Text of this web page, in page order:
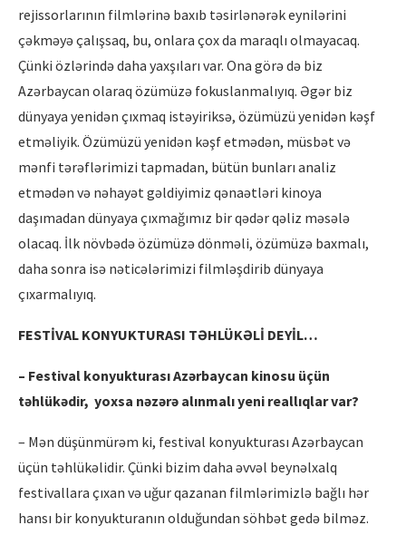
rejissorlarının filmlərinə baxıb təsirlənərək eynilərini
çəkməyə çalışsaq, bu, onlara çox da maraqlı olmayacaq.
Çünki özlərində daha yaxşıları var. Ona görə də biz
Azərbaycan olaraq özümüzə fokuslanmalıyıq. Əgər biz
dünyaya yenidən çıxmaq istəyiriksə, özümüzü yenidən kəşf
etməliyik. Özümüzü yenidən kəşf etmədən, müsbət və
mənfi tərəflərimizi tapmadan, bütün bunları analiz
etmədən və nəhayət gəldiyimiz qənaətləri kinoya
daşımadan dünyaya çıxmağımız bir qədər qəliz məsələ
olacaq. İlk növbədə özümüzə dönməli, özümüzə baxmalı,
daha sonra isə nəticələrimizi filmləşdirib dünyaya
çıxarmalıyıq.
FESTİVAL KONYUKTURASI TƏHLÜKƏLİ DEYİL…
– Festival konyukturası Azərbaycan kinosu üçün
təhlükədir, yoxsa nəzərə alınmalı yeni reallıqlar var?
– Mən düşünmürəm ki, festival konyukturası Azərbaycan
üçün təhlükəlidir. Çünki bizim daha əvvəl beynəlxalq
festivallara çıxan və uğur qazanan filmlərimizlə bağlı hər
hansı bir konyukturanın olduğundan söhbət gedə bilməz.